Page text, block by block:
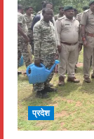
प्रदेश